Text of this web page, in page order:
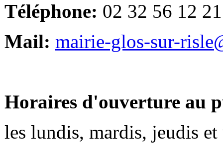
Téléphone: 02 32 56 12 21
Mail: mairie-glos-sur-
Horaires d'ouverture au
les lundis, mardis, jeudis et